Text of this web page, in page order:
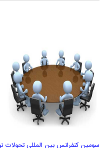
سومين کنفرانس بين المللي تحولات